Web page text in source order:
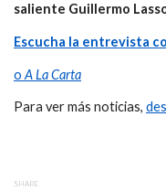
saliente Guillermo
Escucha la entrevista
o A La Carta
Para ver más noticias,
SHARE